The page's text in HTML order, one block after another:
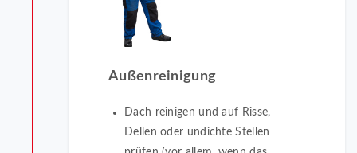
Außenreinigung
Dach reinigen und auf Risse,
Dellen oder undichte Stellen